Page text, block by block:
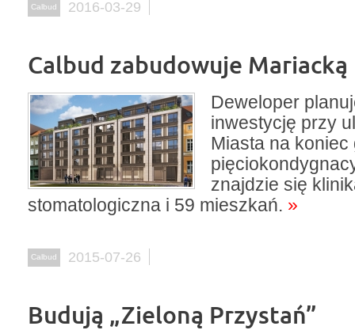
Calbud 2016-03-29
Calbud zabudowuje Mariacką
Deweloper
inwestycję przy
Miasta na koniec
znajdzie się
stomatologiczna i 59 mieszkań. »
Calbud 2015-07-26
Budują „Zieloną Przystań”